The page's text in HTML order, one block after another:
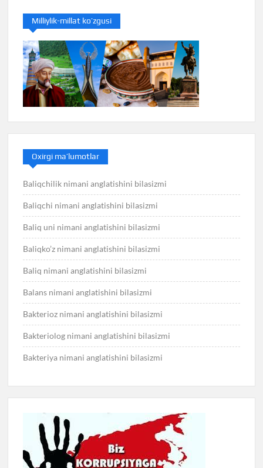
Milliylik-millat ko’zgusi
Oxirgi ma’lumotlar
Baliqchilik nimani anglatishini bilasizmi
Baliqchi nimani anglatishini bilasizmi
Baliq uni nimani anglatishini bilasizmi
Baliqko’z nimani anglatishini bilasizmi
Baliq nimani anglatishini bilasizmi
Balans nimani anglatishini bilasizmi
Bakterioz nimani anglatishini bilasizmi
Bakteriolog nimani anglatishini bilasizmi
Bakteriya nimani anglatishini bilasizmi